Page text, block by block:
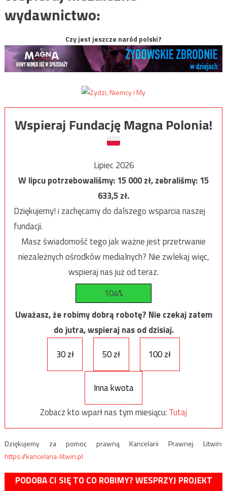
wydawnictwo:
Czy jest jeszcze naród polski?
Wspieraj Fundację Magna Polonia!
Lipiec 2026
W lipcu potrzebowaliśmy:15 000zł, zebraliśmy:15
633,5zł.
Dziękujemy! i zachęcamy do dalszego wsparcia naszej
fundacji.
Masz świadomość tego jak ważne jest przetrwanie
niezależnych ośrodków medialnych? Nie zwlekaj więc,
wspieraj nas już od teraz.
104%
Uważasz, że robimy dobrą robotę? Nie czekaj zatem
do jutra, wspieraj nas od dzisiaj.
30 zł
50 zł 100 zł
Inna kwota
Zobacz kto wparł nas tym miesiącu: Tutaj
Dziękujemy za pomoc prawną Kancelarii Prawnej Litwin:
https://kancelaria-litwin.pl
PODOBA CI SIĘ TO CO ROBIMY? WESPRZYJ PROJEKT